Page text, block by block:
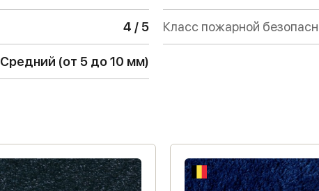
4 / 5 Класс пожарной
Средний (от 5 до 10 мм)